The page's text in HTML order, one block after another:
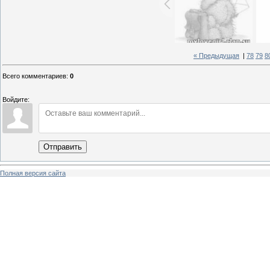
« Предыдущая 78 79
Всего комментариев: 0
Войдите:
Отправить
Полная версия сайта